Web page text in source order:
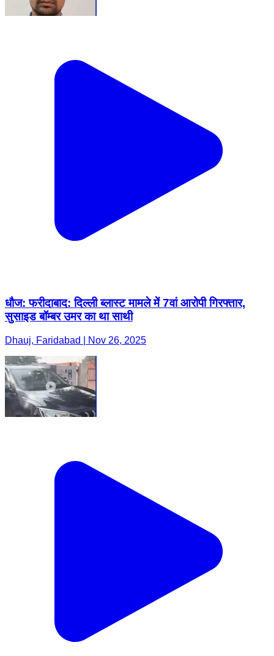
धौज: फरीदाबाद: दिल्ली ब्लास्ट मामले में 7वां आरोपी गिरफ्तार,
सुसाइड बॉम्बर उमर का था साथी
Dhauj, Faridabad | Nov 26, 2025